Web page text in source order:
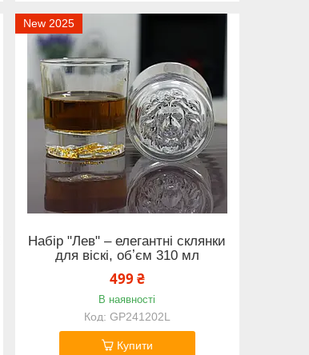
New 2025
Набір "Лев" – елегантні склянки
для віскі, обʼєм 310 мл
499 ₴
В наявності
GP241202L
Купити